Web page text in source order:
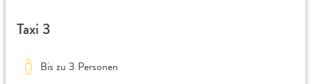
Taxi 3
Bis zu 3 Personen